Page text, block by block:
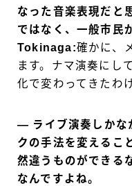
なった音楽表現だと
ではなく、一般市民
Tokinaga:確かに、
ます。ナマ演奏にし
化で変わってきたわ
― ライブ演奏しかな
クの手法を変えるこ
然違うものができる
なんですよね。